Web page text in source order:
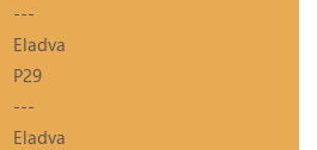
---
Eladva
P29
---
Eladva